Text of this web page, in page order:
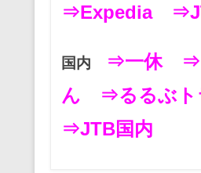
⇒Expedia
国内 ⇒一休
⇒
ん
⇒るるぶト
⇒JTB国内